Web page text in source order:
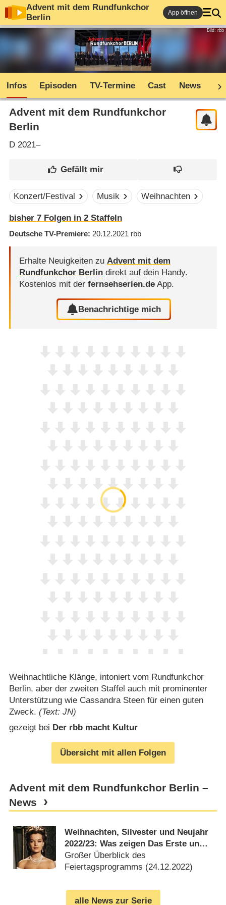
Advent mit dem Rundfunkchor
Berlin
App öffnen
Bild: rbb
Infos Episoden TV-Termine Cast News
Advent mit dem Rundfunkchor
Berlin
D2021–
Konzert/Festival Musik Weihnachten
bisher 7Folgen in 2Staffeln
Deutsche TV-Premiere 20.12.2021 rbb
Erhalte Neuigkeiten zu Advent mit dem
Rundfunkchor Berlindirekt auf dein Handy.
Kostenlos mit der fernsehserien.deApp.
Benachrichtige mich
Weihnachtliche Klänge, intoniert vom Rundfunkchor
Berlin, aber der zweiten Staffel auch mit prominenter
Unterstützung wie Cassandra Steen für einen guten
Zweck. (Text: JN)
gezeigt bei Der rbb macht Kultur
Übersicht mit allen Folgen
Advent mit dem Rundfunkchor Berlin –
News
Weihnachten, Silvester und Neujahr
2022/​23: Was zeigen Das Erste und
die ARD-Dritten?
Großer Überblick des
Feiertagsprogramms (24.12.2022)
alle News zur Serie